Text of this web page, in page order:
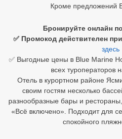
Кроме предложений
Бронируйте онлайн
✅ Промокод действителен
здесь
✅ Выгодные цены в Blue Marine
всех туроператоров
Отель в курортном районе
своим гостям несколько
разнообразные бары и
«Всё включено». Подходит для
спокойного
Куба
Шри Ланка
Бали
Вьетнам